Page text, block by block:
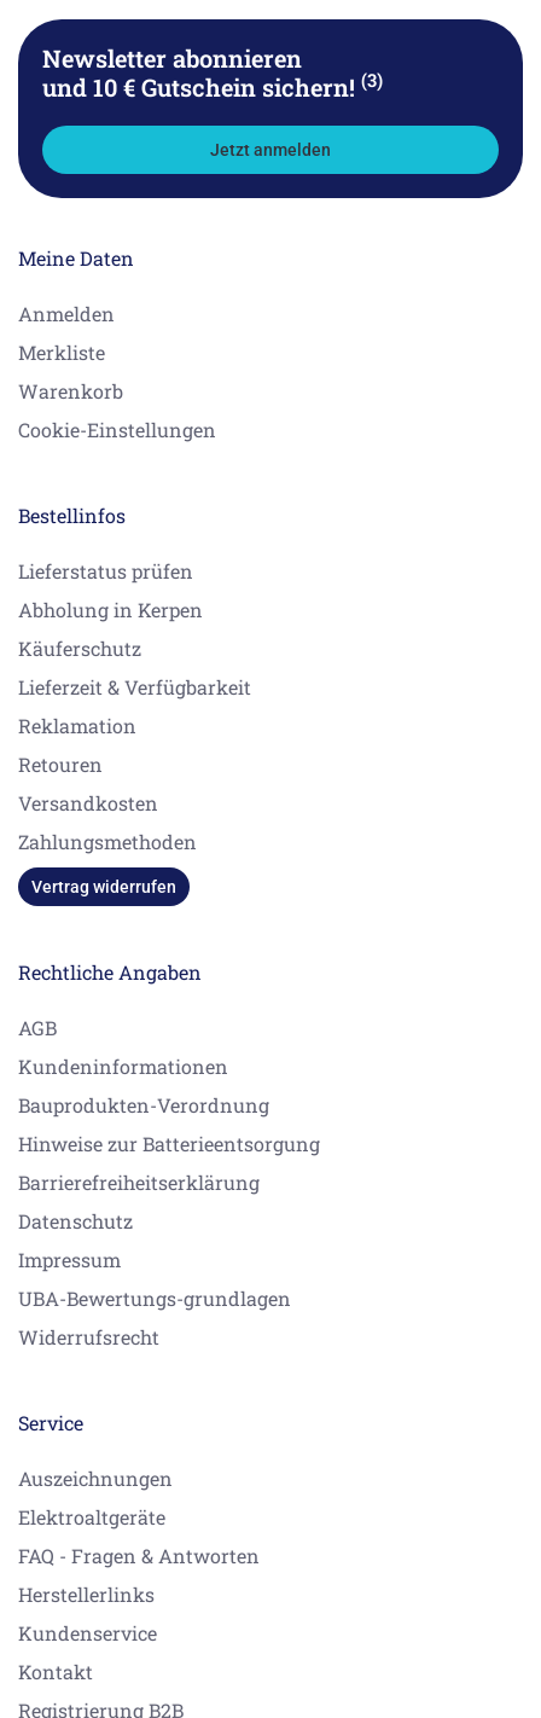
Newsletter abonnieren
und 10 € Gutschein sichern! (3)
Jetzt anmelden
Meine Daten
Anmelden
Merkliste
Warenkorb
Cookie-Einstellungen
Bestellinfos
Lieferstatus prüfen
Abholung in Kerpen
Käuferschutz
Lieferzeit & Verfügbarkeit
Reklamation
Retouren
Versandkosten
Zahlungsmethoden
Vertrag widerrufen
Rechtliche Angaben
AGB
Kundeninformationen
Bauprodukten-Verordnung
Hinweise zur Batterieentsorgung
Barrierefreiheitserklärung
Datenschutz
Impressum
UBA-Bewertungs-grundlagen
Widerrufsrecht
Service
Auszeichnungen
Elektroaltgeräte
FAQ - Fragen & Antworten
Herstellerlinks
Kundenservice
Kontakt
Registrierung B2B